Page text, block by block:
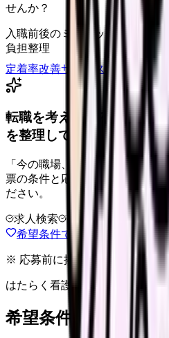
せんか？
入職前後のミスマッチ 初月・3
負担整理
定着率改善サービスを相談
サ
転職を考えている看護師さ
を整理して、求人を見比べ
「今の職場、このままでいいの
票の条件と応募前に確認したい
ださい。
求人検索 条件整理 相談だけ
希望条件で求人を探す
※ 応募前に掲載元の最新情報を
はたらく看護師さん 求人
希望条件で看護師求